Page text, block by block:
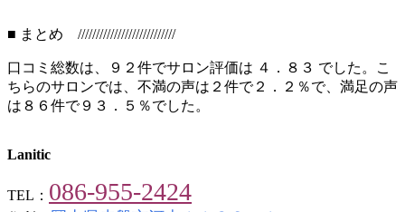
■ まとめ ///////////////////////////
口コミ総数は、９２件でサロン評価は ４．８３ でした。こ
ちらのサロンでは、不満の声は２件で２．２％で、満足の声
は８６件で９３．５％でした。
Lanitic
TEL： 086-955-2424